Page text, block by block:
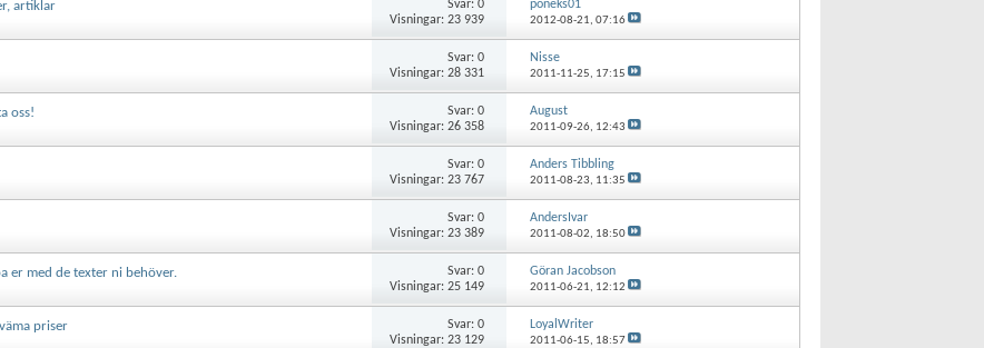
artiklar Svar:0
Visningar: 23 939
poneks01
2012-08-21, 07:16
Svar:0
Visningar: 28 331
Nisse
2011-11-25, 17:15
oss! Svar:0
Visningar: 26 358
August
2011-09-26, 12:43
Svar:0
Visningar: 23 767
Anders Tibbling
2011-08-23, 11:35
Svar:0
Visningar: 23 389
AndersIvar
2011-08-02, 18:50
er med de texter ni behöver. Svar:0
Visningar: 25 149
Göran Jacobson
2011-06-21, 12:12
priser Svar:0
Visningar: 23 129
LoyalWriter
2011-06-15, 18:57